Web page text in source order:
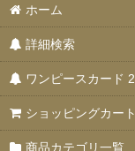
ホーム
詳細検索
ワンピースカード
ショッピングカート
商品カテゴリ一覧